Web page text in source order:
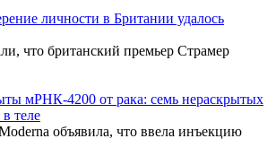
личности в Британии удалось
что британский премьер Страмер
мРНК-4200 от рака: семь нераскрытых
теле
объявила, что ввела инъекцию